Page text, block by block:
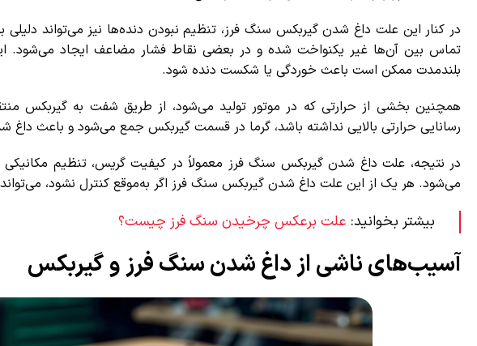
در کنار این علت داغ شدن گیربکس سنگ فرز، تنظیم نبودن دنده‌ها نیز می‌تواند دلیلی
تماس بین آن‌ها غیر یکنواخت شده و در بعضی نقاط فشار مضاعف ایجاد می‌شود.
بلندمدت ممکن است باعث خوردگی یا شکست دنده شود.
همچنین بخشی از حرارتی که در موتور تولید می‌شود، از طریق شفت به گیربکس
رسانایی حرارتی بالایی نداشته باشد، گرما در قسمت گیربکس جمع می‌شود و باعث داغ
در نتیجه، علت داغ شدن گیربکس سنگ فرز معمولاً در کیفیت گریس، تنظیم مکانیکی
می‌شود. هر یک از این علت داغ شدن گیربکس سنگ فرز اگر به‌موقع کنترل نشود،
بیشتر بخوانید:علت برعکس چرخیدن سنگ فرز چیست؟
آسیب‌های ناشی از داغ شدن سنگ فرز و گیربکس